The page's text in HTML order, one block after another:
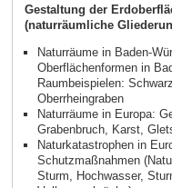
Gestaltung der
(naturräumliche
Naturräume in Baden-
Oberflächenformen in
Raumbeispielen:
Oberrheingraben
Naturräume in Europa:
Grabenbruch, Karst,
Naturkatastrophen in
Schutzmaßnahmen
Sturm, Hochwasser,